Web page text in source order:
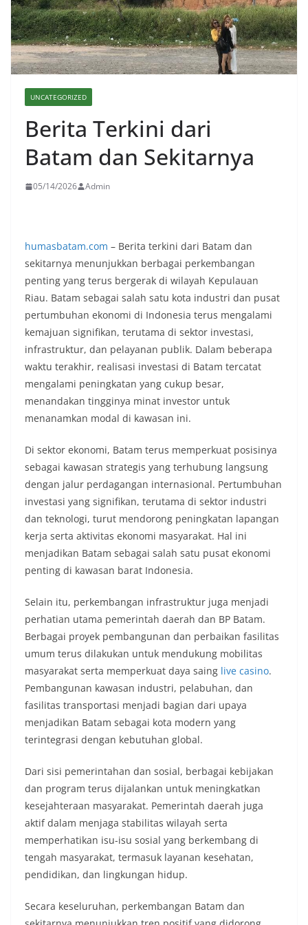
UNCATEGORIZED
Berita Terkini dari
Batam dan Sekitarnya
05/14/2026 Admin
humasbatam.com – Berita terkini dari Batam dan
sekitarnya menunjukkan berbagai perkembangan
penting yang terus bergerak di wilayah Kepulauan
Riau. Batam sebagai salah satu kota industri dan pusat
pertumbuhan ekonomi di Indonesia terus mengalami
kemajuan signifikan, terutama di sektor investasi,
infrastruktur, dan pelayanan publik. Dalam beberapa
waktu terakhir, realisasi investasi di Batam tercatat
mengalami peningkatan yang cukup besar,
menandakan tingginya minat investor untuk
menanamkan modal di kawasan ini.
Di sektor ekonomi, Batam terus memperkuat posisinya
sebagai kawasan strategis yang terhubung langsung
dengan jalur perdagangan internasional. Pertumbuhan
investasi yang signifikan, terutama di sektor industri
dan teknologi, turut mendorong peningkatan lapangan
kerja serta aktivitas ekonomi masyarakat. Hal ini
menjadikan Batam sebagai salah satu pusat ekonomi
penting di kawasan barat Indonesia.
Selain itu, perkembangan infrastruktur juga menjadi
perhatian utama pemerintah daerah dan BP Batam.
Berbagai proyek pembangunan dan perbaikan fasilitas
umum terus dilakukan untuk mendukung mobilitas
masyarakat serta memperkuat daya saing live casino.
Pembangunan kawasan industri, pelabuhan, dan
fasilitas transportasi menjadi bagian dari upaya
menjadikan Batam sebagai kota modern yang
terintegrasi dengan kebutuhan global.
Dari sisi pemerintahan dan sosial, berbagai kebijakan
dan program terus dijalankan untuk meningkatkan
kesejahteraan masyarakat. Pemerintah daerah juga
aktif dalam menjaga stabilitas wilayah serta
memperhatikan isu-isu sosial yang berkembang di
tengah masyarakat, termasuk layanan kesehatan,
pendidikan, dan lingkungan hidup.
Secara keseluruhan, perkembangan Batam dan